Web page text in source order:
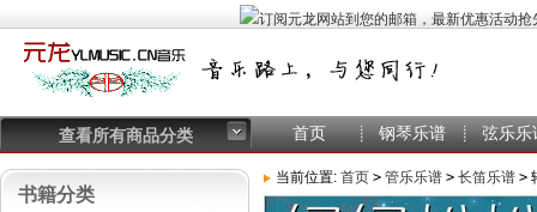
查看所有商品分类 首页 钢琴乐谱 弦乐乐
书籍分类
当前位置: 首页 > 管乐乐谱 > 长笛乐谱 >